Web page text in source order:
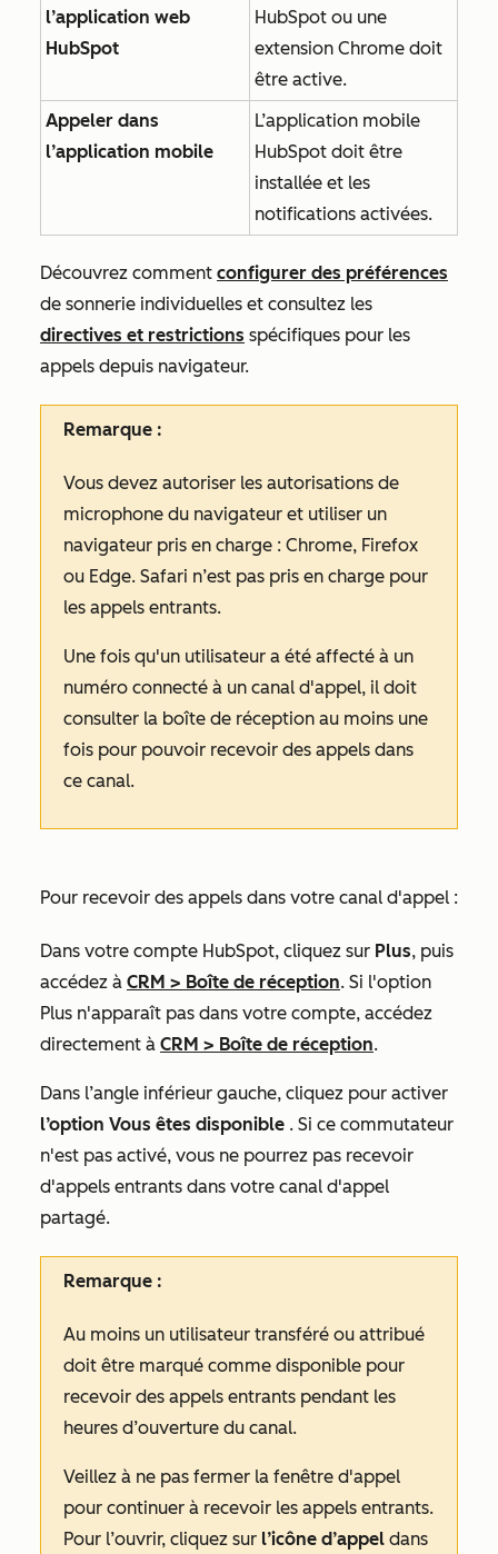
l’application web
HubSpot
HubSpot ou une
extension Chrome doit
être active.
Appeler dans
l’application mobile
L’application mobile
HubSpot doit être
installée et les
notifications activées.
Découvrez comment configurer des préférences
de sonnerie individuelles et consultez les
directives et restrictions spécifiques pour les
appels depuis navigateur.
Remarque :
Vous devez autoriser les autorisations de
microphone du navigateur et utiliser un
navigateur pris en charge : Chrome, Firefox
ou Edge. Safari n’est pas pris en charge pour
les appels entrants.
Une fois qu'un utilisateur a été affecté à un
numéro connecté à un canal d'appel, il doit
consulter la boîte de réception au moins une
fois pour pouvoir recevoir des appels dans
ce canal.
Pour recevoir des appels dans votre canal d'appel :
Dans votre compte HubSpot, cliquez sur Plus, puis
accédez à CRM > Boîte de réception. Si l'option
Plus n'apparaît pas dans votre compte, accédez
directement à CRM > Boîte de réception.
Dans l’angle inférieur gauche, cliquez pour activer
l’option Vous êtes disponible . Si ce commutateur
n'est pas activé, vous ne pourrez pas recevoir
d'appels entrants dans votre canal d'appel
partagé.
Remarque :
Au moins un utilisateur transféré ou attribué
doit être marqué comme disponible pour
recevoir des appels entrants pendant les
heures d’ouverture du canal.
Veillez à ne pas fermer la fenêtre d'appel
pour continuer à recevoir les appels entrants.
Pour l’ouvrir, cliquez sur l’icône d’appel dans